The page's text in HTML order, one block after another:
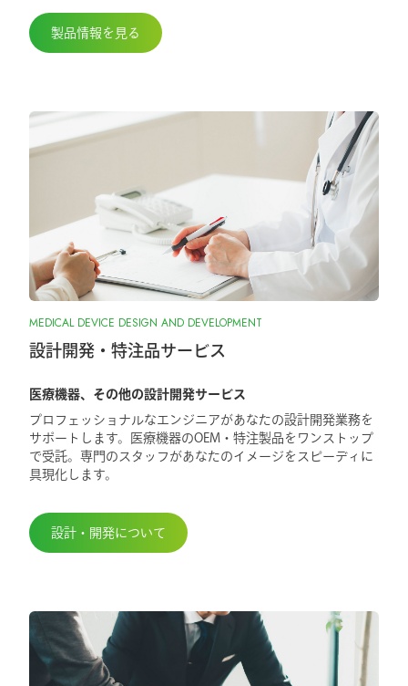
製品情報を見る
MEDICAL DEVICE DESIGN AND DEVELOPMENT
設計開発・特注品サービス
医療機器、その他の設計開発サービス
プロフェッショナルなエンジニアがあなたの設計開発業務を
サポートします。医療機器のOEM・特注製品をワンストップ
で受託。専門のスタッフがあなたのイメージをスピーディに
具現化します。
設計・開発について